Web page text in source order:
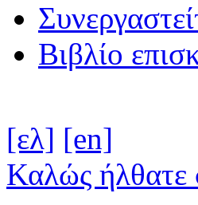
Βιβλίο
[ελ] [en]
Καλώς ήλθατε